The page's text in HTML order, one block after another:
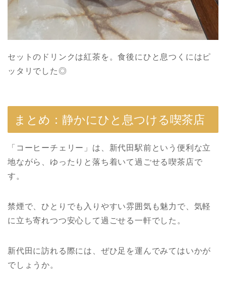
セットのドリンクは紅茶を。食後にひと息つくにはピ
ッタリでした◎
まとめ：静かにひと息つける喫茶店
「コーヒーチェリー」は、新代田駅前という便利な立
地ながら、ゆったりと落ち着いて過ごせる喫茶店で
す。
禁煙で、ひとりでも入りやすい雰囲気も魅力で、気軽
に立ち寄れつつ安心して過ごせる一軒でした。
新代田に訪れる際には、ぜひ足を運んでみてはいかが
でしょうか。